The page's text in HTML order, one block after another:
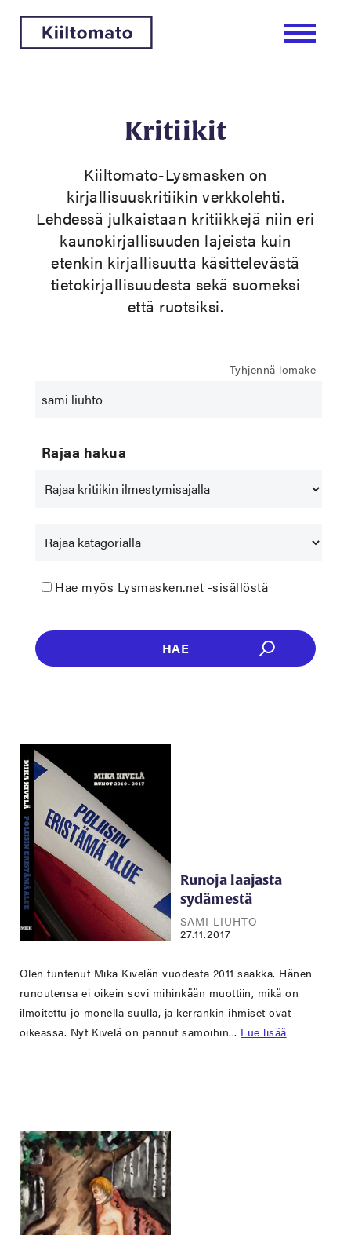
Kritiikit
Kiiltomato-Lysmasken on
kirjallisuuskritiikin verkkolehti.
Lehdessä julkaistaan kritiikkejä niin eri
kaunokirjallisuuden lajeista kuin
etenkin kirjallisuutta käsittelevästä
tietokirjallisuudesta sekä suomeksi
että ruotsiksi.
Tyhjennä lomake
Rajaa hakua
Hae myös Lysmasken.net -sisällöstä
Runoja laajasta
sydämestä
SAMI LIUHTO
27.11.2017
Olen tuntenut Mika Kivelän vuodesta 2011 saakka. Hänen
runoutensa ei oikein sovi mihinkään muottiin, mikä on
ilmoitettu jo monella suulla, ja kerrankin ihmiset ovat
oikeassa. Nyt Kivelä on pannut samoihin... Lue lisää